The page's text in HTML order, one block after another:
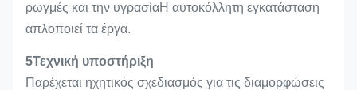
ρωγμές και την υγρασίαΗ αυτοκόλλητη εγκατάσταση
απλοποιεί τα έργα.
5Τεχνική υποστήριξη
Παρέχεται ηχητικός σχεδιασμός για τις διαμορφώσεις